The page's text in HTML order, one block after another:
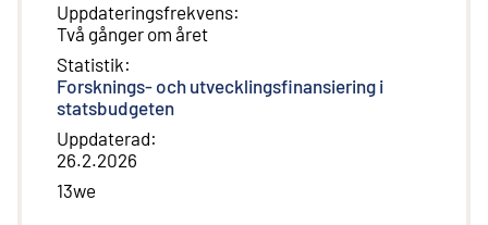
Uppdateringsfrekvens:
Två gånger om året
Statistik:
Forsknings- och utvecklingsfinansiering i
statsbudgeten
Uppdaterad:
26.2.2026
13we